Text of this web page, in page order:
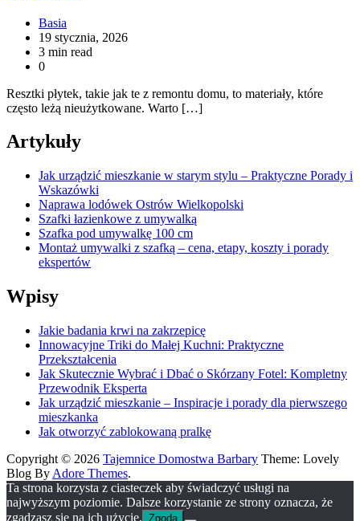
Basia
19 stycznia, 2026
3 min read
0
Resztki płytek, takie jak te z remontu domu, to materiały, które
często leżą nieużytkowane. Warto […]
Artykuły
Jak urządzić mieszkanie w starym stylu – Praktyczne Porady i
Wskazówki
Naprawa lodówek Ostrów Wielkopolski
Szafki łazienkowe z umywalką
Szafka pod umywalkę 100 cm
Montaż umywalki z szafką – cena, etapy, koszty i porady
ekspertów
Wpisy
Jakie badania krwi na zakrzepicę
Innowacyjne Triki do Małej Kuchni: Praktyczne
Przekształcenia
Jak Skutecznie Wybrać i Dbać o Skórzany Fotel: Kompletny
Przewodnik Eksperta
Jak urządzić mieszkanie – Inspiracje i porady dla pierwszego
mieszkanka
Jak otworzyć zablokowaną pralkę
Copyright © 2026 Tajemnice Domostwa Barbary Theme: Lovely
Blog By Adore Themes.
Ta strona korzysta z ciasteczek aby świadczyć usługi na
najwyższym poziomie. Dalsze korzystanie ze strony oznacza, że
zgadzasz się na ich użycie. Zgoda